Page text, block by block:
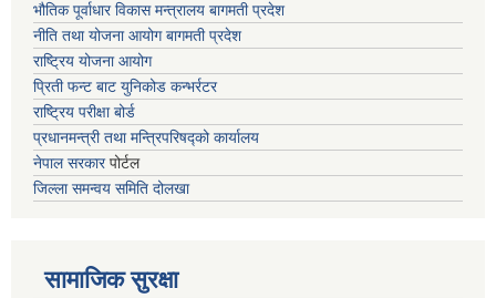
भौतिक पूर्वाधार विकास मन्त्रालय बागमती प्रदेश
नीति तथा योजना आयोग बागमती प्रदेश
राष्ट्रिय योजना आयोग
प्रिती फन्ट बाट युनिकोड कन्भर्रटर
राष्ट्रिय परीक्षा बोर्ड
प्रधानमन्त्री तथा मन्त्रिपरिषद्को कार्यालय
नेपाल सरकारपोर्टल
जिल्ला समन्वय समिति दोलखा
सामाजिक सुरक्षा